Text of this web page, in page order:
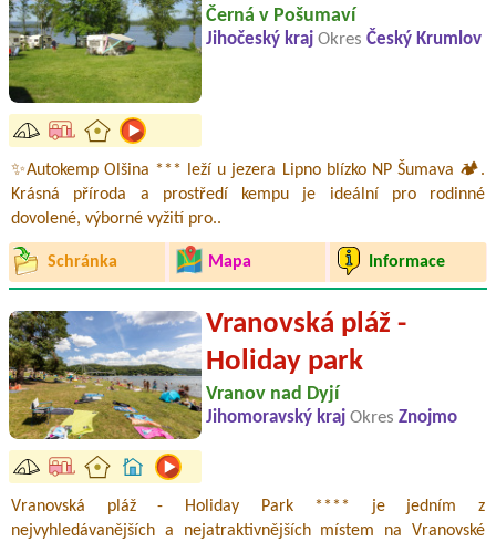
Černá v Pošumaví
Jihočeský kraj Okres Český Krumlov
✨Autokemp Olšina *** leží u jezera Lipno blízko NP Šumava 🏕️.
Krásná příroda a prostředí kempu je ideální pro rodinné
dovolené, výborné vyžití pro..
Schránka Mapa Informace
Vranovská pláž -
Holiday park
Vranov nad Dyjí
Jihomoravský kraj Okres Znojmo
Vranovská pláž - Holiday Park **** je jedním z
nejvyhledávanějších a nejatraktivnějších místem na Vranovské